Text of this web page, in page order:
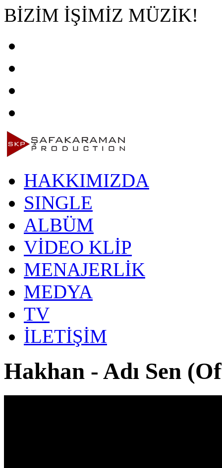
BİZİM İŞİMİZ MÜZİK!
HAKKIMIZDA
SINGLE
ALBÜM
VİDEO KLİP
MENAJERLİK
MEDYA
TV
İLETİŞİM
Hakhan - Adı Sen